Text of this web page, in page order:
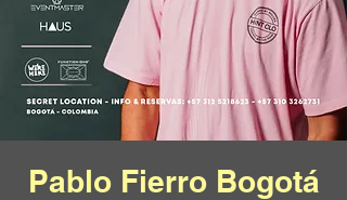
Pablo Fierro Bogotá